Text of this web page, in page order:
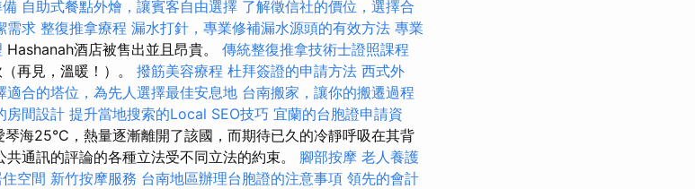
自助式餐點外燴，讓賓客自由選擇 了解徵信社的價位，選擇合
需求 整復推拿療程 漏水打針，專業修補漏水源頭的有效方法 專業
Hashanah酒店被售出並且昂貴。 傳統整復推拿技術士證照課程
再見，溫暖！）。 撥筋美容療程 杜拜簽證的申請方法 西式外
適合的塔位，為先人選擇最佳安息地 台南搬家，讓你的搬遷過程
房間設計 提升當地搜索的Local SEO技巧 宜蘭的台胞證申請資
海25°C，熱量逐漸離開了該國，而期待已久的冷靜呼吸在其背
通訊的評論的各種立法受不同立法的約束。 腳部按摩 老人養護
空間 新竹按摩服務 台南地區辦理台胞證的注意事項 領先的會計